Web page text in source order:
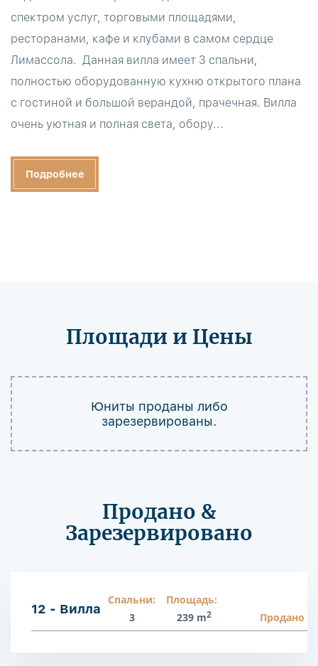
спектром услуг, торговыми площадями,
ресторанами, кафе и клубами в самом сердце
Лимассола. Данная вилла имеет 3 спальни,
полностью оборудованную кухню открытого плана
с гостиной и большой верандой, прачечная. Вилла
очень уютная и полная света, обору...
Подробнее
Площади и Цены
Юниты проданы либо
зарезервированы.
Продано &
Зарезервировано
12 - Вилла
Спальни:
3
Площадь:
239 m2 Продано